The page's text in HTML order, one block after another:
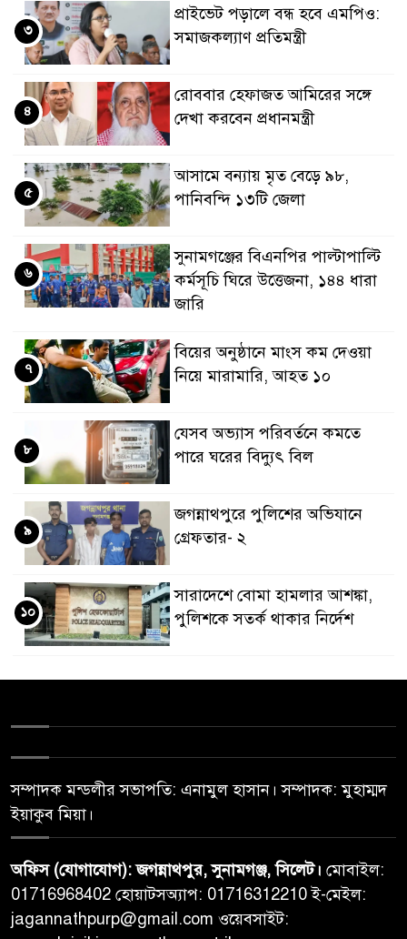
প্রাইভেট পড়ালে বন্ধ হবে এমপিও:
সমাজকল্যাণ প্রতিমন্ত্রী
৩
রোববার হেফাজত আমিরের সঙ্গে
দেখা করবেন প্রধানমন্ত্রী
৪
আসামে বন্যায় মৃত বেড়ে ৯৮,
পানিবন্দি ১৩টি জেলা
৫
সুনামগঞ্জের বিএনপির পাল্টাপাল্টি
কর্মসূচি ঘিরে উত্তেজনা, ১৪৪ ধারা
জারি
৬
বিয়ের অনুষ্ঠানে মাংস কম দেওয়া
নিয়ে মারামারি, আহত ১০
৭
যেসব অভ্যাস পরিবর্তনে কমতে
পারে ঘরের বিদ্যুৎ বিল
৮
জগন্নাথপুরে পুলিশের অভিযানে
গ্রেফতার- ২
৯
সারাদেশে বোমা হামলার আশঙ্কা,
পুলিশকে সতর্ক থাকার নির্দেশ
১০
সম্পাদক মন্ডলীর সভাপতি: এনামুল হাসান। সম্পাদক: মুহাম্মদ
ইয়াকুব মিয়া।
অফিস (যোগাযোগ): জগন্নাথপুর, সুনামগঞ্জ, সিলেট। মোবাইল:
01716968402 হোয়াটসঅ্যাপ: 01716312210 ই-মেইল:
jagannathpurp@gmail.com ওয়েবসাইট: